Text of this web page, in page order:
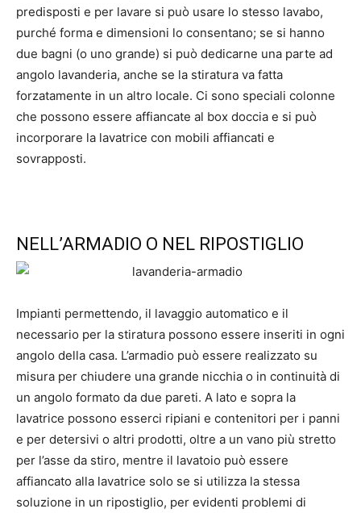
predisposti e per lavare si può usare lo stesso lavabo,
purché forma e dimensioni lo consentano; se si hanno
due bagni (o uno grande) si può dedicarne una parte ad
angolo lavanderia, anche se la stiratura va fatta
forzatamente in un altro locale. Ci sono speciali colonne
che possono essere affiancate al box doccia e si può
incorporare la lavatrice con mobili affiancati e
sovrapposti.
NELL’ARMADIO O NEL RIPOSTIGLIO
Impianti permettendo, il lavaggio automatico e il
necessario per la stiratura possono essere inseriti in ogni
angolo della casa. L’armadio può essere realizzato su
misura per chiudere una grande nicchia o in continuità di
un angolo formato da due pareti. A lato e sopra la
lavatrice possono esserci ripiani e contenitori per i panni
e per detersivi o altri prodotti, oltre a un vano più stretto
per l’asse da stiro, mentre il lavatoio può essere
affiancato alla lavatrice solo se si utilizza la stessa
soluzione in un ripostiglio, per evidenti problemi di